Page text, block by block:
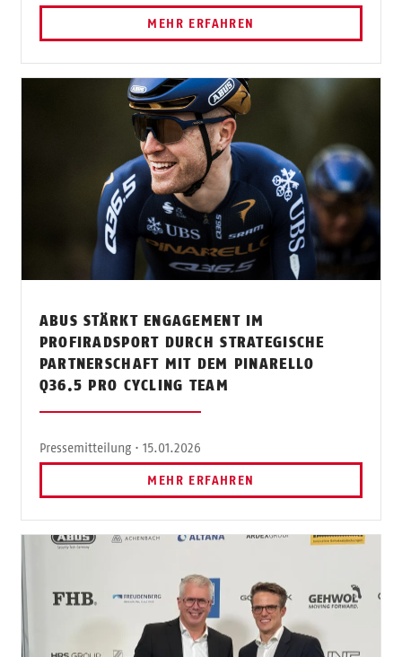
MEHR ERFAHREN
ABUS STÄRKT ENGAGEMENT IM
PROFIRADSPORT DURCH STRATEGISCHE
PARTNERSCHAFT MIT DEM PINARELLO
Q36.5 PRO CYCLING TEAM
Pressemitteilung · 15.01.2026
MEHR ERFAHREN